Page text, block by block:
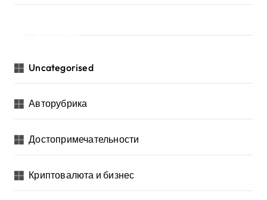
Uncategorised
Авторубрика
Достопримечательности
Криптовалюта и бизнес